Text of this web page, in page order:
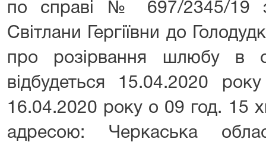
по справі № 697/2345/19
Світлани Гергіївни до
про розірвання шлюбу в
відбудеться 15.04.2020
16.04.2020 року о 09 год. 15
адресою: Черкаська